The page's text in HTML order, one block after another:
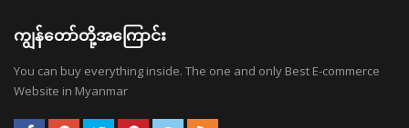
ကျွန်တော်တို့အကြောင်း
You can buy everything inside. The one and only Best E-commerce
Website in Myanmar